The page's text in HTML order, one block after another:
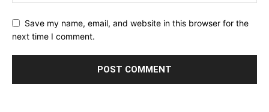
Save my name, email, and website in this browser for the
next time I comment.